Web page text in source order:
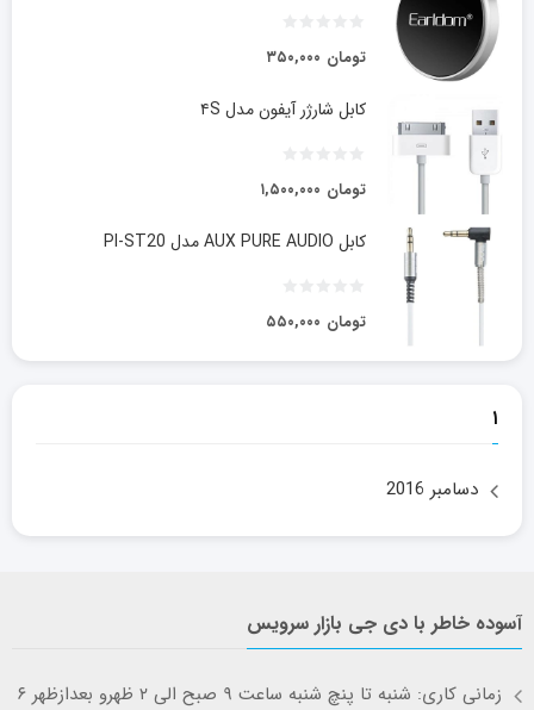
۳۵۰,۰۰۰ تومان
کابل شارژر آیفون مدل ۴S
۱,۵۰۰,۰۰۰ تومان
کابل AUX PURE AUDIO مدل PI-ST20
۵۵۰,۰۰۰ تومان
۱
دسامبر 2016
آسوده خاطر با دی جی بازار سرویس
زمانی کاری: شنبه تا پنچ شنبه ساعت ۹ صبح الی ۲ ظهرو بعدازظهر ۶